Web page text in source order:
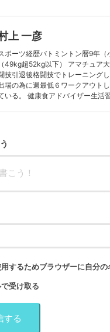
上 一彦
ポーツ経歴バトミントン暦9年
（49kg超52kg以下） アマチュア
技引退後格闘技でトレーニング
場の為に週最低６ワークアウト
いる。 健康食アドバイザー生活
するためブラウザーに自分
受け取る
する